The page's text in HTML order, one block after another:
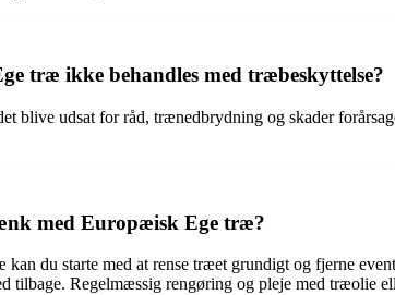
træ ikke behandles med træbeskyttelse?
blive udsat for råd, trænedbrydning og skader
med Europæisk Ege træ?
du starte med at rense træet grundigt og fjerne
tilbage. Regelmæssig rengøring og pleje med træolie